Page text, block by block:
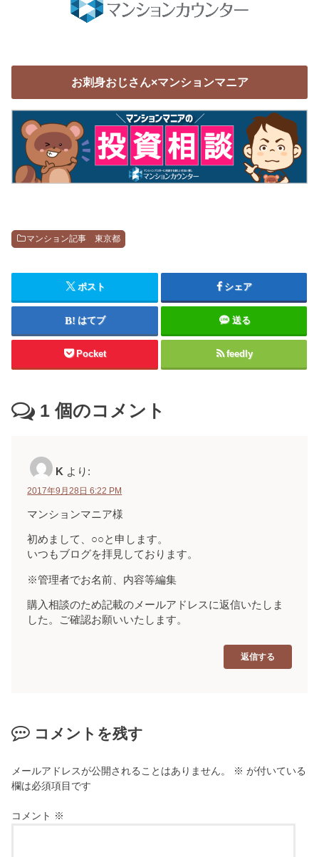
お刺身おじさん×マンションマニア
マンション記事 東京都
ポスト シェア
はてブ 送る
Pocket feedly
1 個のコメント
K より:
2017年9月28日 6:22 PM
マンションマニア様
初めまして、○○と申します。
いつもブログを拝見しております。
※管理者でお名前、内容等編集
購入相談のため記載のメールアドレスに返信いたしま
した。ご確認お願いいたします。
返信する
コメントを残す
メールアドレスが公開されることはありません。 ※ が付いている
欄は必須項目です
コメント ※